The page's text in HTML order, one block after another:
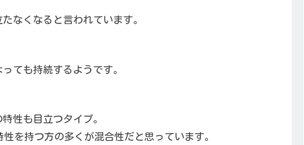
なくなると言われています。
ても持続するようです。
性も目立つタイプ。
を持つ方の多くが混合性だと思っています。